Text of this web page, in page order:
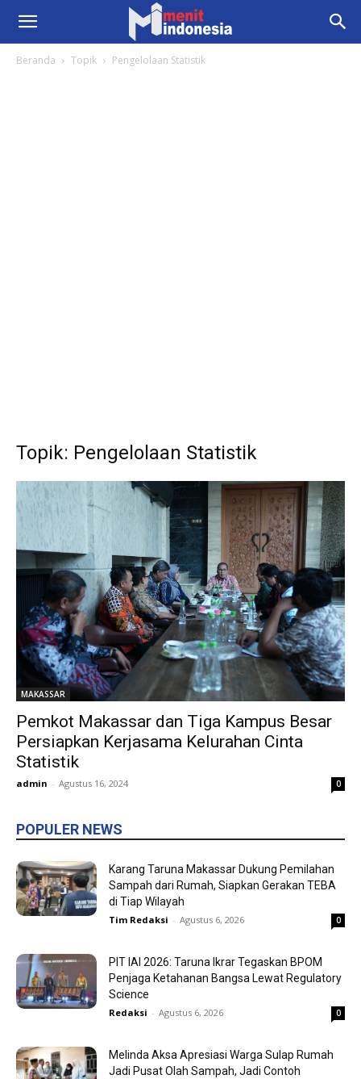
Beranda Topik Pengelolaan Statistik
Topik: Pengelolaan Statistik
MAKASSAR
Pemkot Makassar dan Tiga Kampus Besar
Persiapkan Kerjasama Kelurahan Cinta
Statistik
admin - Agustus 16, 2024 0
POPULER NEWS
Karang Taruna Makassar Dukung Pemilahan
Sampah dari Rumah, Siapkan Gerakan TEBA
di Tiap Wilayah
Tim Redaksi - Agustus 6, 2026 0
PIT IAI 2026: Taruna Ikrar Tegaskan BPOM
Penjaga Ketahanan Bangsa Lewat Regulatory
Science
Redaksi - Agustus 6, 2026 0
Melinda Aksa Apresiasi Warga Sulap Rumah
Jadi Pusat Olah Sampah, Jadi Contoh